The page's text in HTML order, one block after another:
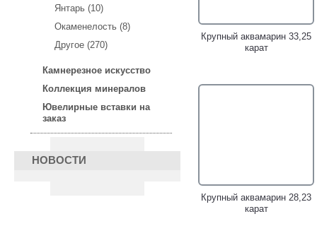
Янтарь (10)
Окаменелость (8)
Другое (270)
Камнерезное искусство
Коллекция минералов
Ювелирные вставки на
заказ
НОВОСТИ
Оригинальные серебряные
Крупный аквамарин 33,25
карат
Крупный аквамарин 28,23
карат